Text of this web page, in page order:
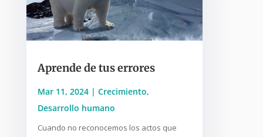
Aprende de tus errores
Mar 11, 2024| Crecimiento,
Desarrollo humano
Cuando no reconocemos los actos que